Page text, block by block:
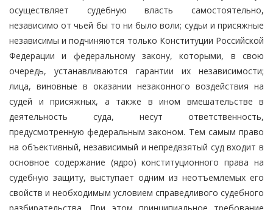
осуществляет судебную власть самостоятельно,
независимо от чьей бы то ни было воли; судьи и присяжные
независимы и подчиняются только Конституции Российской
Федерации и федеральному закону, которыми, в свою
очередь, устанавливаются гарантии их независимости;
лица, виновные в оказании незаконного воздействия на
судей и присяжных, а также в ином вмешательстве в
деятельность суда, несут ответственность,
предусмотренную федеральным законом. Тем самым право
на объективный, независимый и непредвзятый суд входит в
основное содержание (ядро) конституционного права на
судебную защиту, выступает одним из неотъемлемых его
свойств и необходимым условием справедливого судебного